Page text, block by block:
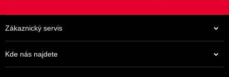
Zákaznický servis
Kde nás najdete